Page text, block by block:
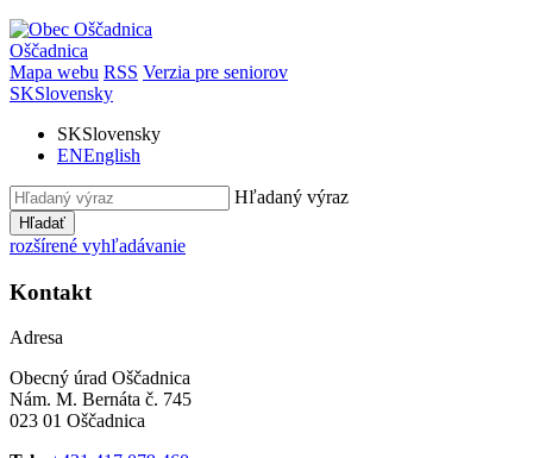
Oščadnica
Mapa webu RSS Verzia pre seniorov
SKSlovensky
SKSlovensky
ENEnglish
Hľadaný výraz
Hľadať
rozšírené vyhľadávanie
Kontakt
Adresa
Obecný úrad Oščadnica
Nám. M. Bernáta č. 745
023 01 Oščadnica